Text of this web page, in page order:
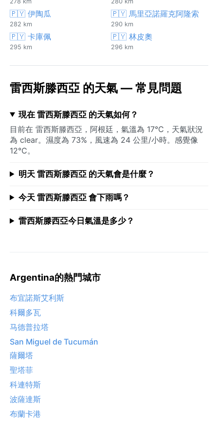
🇵🇾 伊陶瓜
282 km
🇵🇾 馬里亞諾羅克阿隆索
290 km
🇵🇾 卡庫佩
295 km
🇵🇾 林皮奧
296 km
雷西斯滕西亞 的天氣 — 常見問題
現在 雷西斯滕西亞 的天氣如何？
目前在 雷西斯滕西亞，阿根廷，氣溫為 17°C，天氣狀況
為 clear。濕度為 73%，風速為 24 公里/小時。感覺像
12°C。
明天 雷西斯滕西亞 的天氣會是什麼？
今天 雷西斯滕西亞 會下雨嗎？
雷西斯滕西亞今日氣溫是多少？
Argentina的熱門城市
布宜諾斯艾利斯
科爾多瓦
马德普拉塔
San Miguel de Tucumán
薩爾塔
聖塔菲
科連特斯
波薩達斯
布蘭卡港